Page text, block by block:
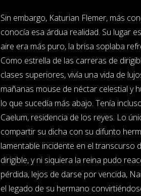
Sin embargo, Katurian Flemer, más
conocía esa árdua realidad. Su lugar
aire era más puro, la brisa soplaba
Como estrella de las carreras de
clases superiores, vivía una vida de
mañanas mouse de néctar celestial y
lo que sucedía más abajo. Tenía
Caelum, residencia de los reyes. Lo
compartir su dicha con su difunto
lamentable incidente en el transcurso
dirigible, y ni siquiera la reina pudo
pérdida, lejos de darse por vencida,
el legado de su hermano